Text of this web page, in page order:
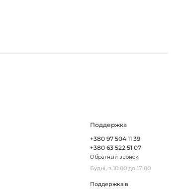
Поддержка
+380 97 504 11 39
+380 63 522 51 07
Обратный звонок
Будні, з 10:00 до 17:00
Поддержка в